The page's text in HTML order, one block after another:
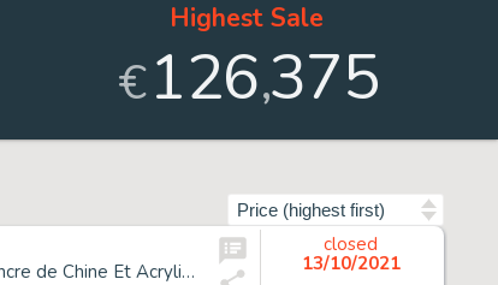
Highest Sale
€126,375
*Enki Bilal Né En 1951 La Tétralogie Du Monstre - Tome 4 Quatre ? Encre de Chine Et Acrylique Sur Papier Contrecollé Sur Ca...
closed
13/10/2021